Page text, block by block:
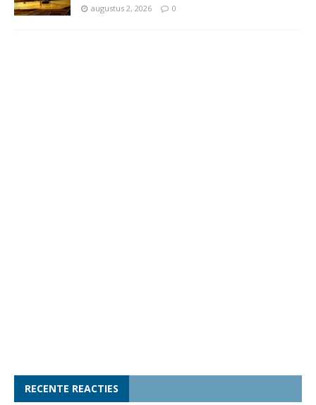
augustus 2, 2026 0
RECENTE REACTIES